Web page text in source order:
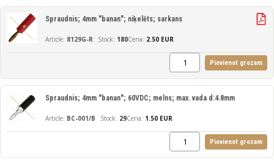
8129G-R
Spraudnis; 4mm "banan"; niķelēts; sarkans
180Cena: 2.50 EUR
Pievienot grozam
BC-001/B
Spraudnis; 4mm "banan"; 60VDC; melns; max. vada d:4.8mm
29Cena: 1.50 EUR
Pievienot grozam